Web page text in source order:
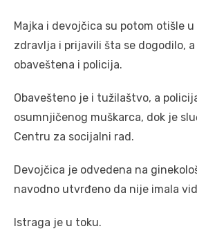
Majka i devojčica su potom otišle u
zdravlja i prijavili šta se dogodilo,
obaveštena i policija.
Obavešteno je i tužilaštvo, a
osumnjičenog muškarca, dok je
Centru za socijalni rad.
Devojčica je odvedena na
navodno utvrđeno da nije imala
Istraga je u toku.